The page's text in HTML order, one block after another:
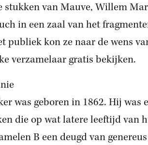
stukken van Mauve, Willem
in een zaal van het
publiek kon ze naar de wens
verzamelaar gratis bekijken.
was geboren in 1862. Hij was
die op wat latere leeftijd van
B een deugd van